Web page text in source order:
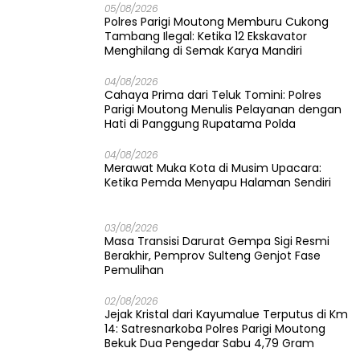
05/08/2026
Polres Parigi Moutong Memburu Cukong
Tambang Ilegal: Ketika 12 Ekskavator
Menghilang di Semak Karya Mandiri
04/08/2026
Cahaya Prima dari Teluk Tomini: Polres
Parigi Moutong Menulis Pelayanan dengan
Hati di Panggung Rupatama Polda
04/08/2026
Merawat Muka Kota di Musim Upacara:
Ketika Pemda Menyapu Halaman Sendiri
03/08/2026
Masa Transisi Darurat Gempa Sigi Resmi
Berakhir, Pemprov Sulteng Genjot Fase
Pemulihan
02/08/2026
Jejak Kristal dari Kayumalue Terputus di Km
14: Satresnarkoba Polres Parigi Moutong
Bekuk Dua Pengedar Sabu 4,79 Gram